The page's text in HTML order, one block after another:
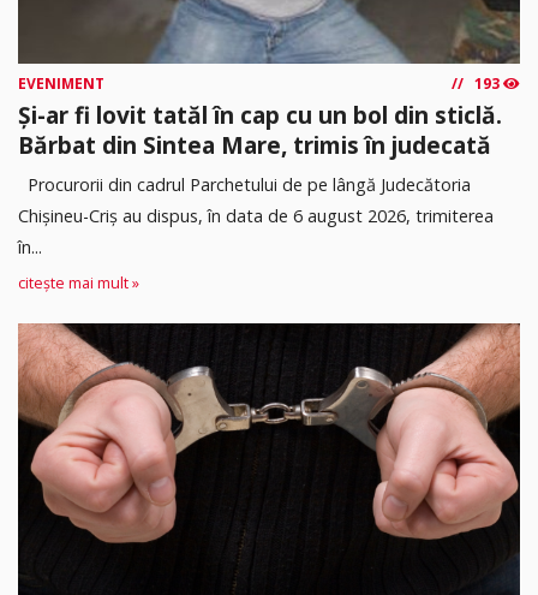
EVENIMENT 193
Și-ar fi lovit tatăl în cap cu un bol din sticlă.
Bărbat din Sintea Mare, trimis în judecată
Procurorii din cadrul Parchetului de pe lângă Judecătoria
Chișineu-Criș au dispus, în data de 6 august 2026, trimiterea
în...
citește mai mult »